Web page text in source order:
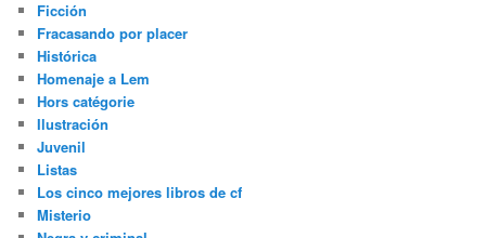
Ficción
Fracasando por placer
Histórica
Homenaje a Lem
Hors catégorie
Ilustración
Juvenil
Listas
Los cinco mejores libros de cf
Misterio